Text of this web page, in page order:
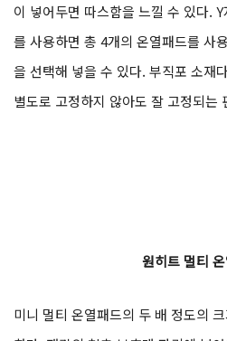
이 넣어두면 따스함을 느낄 수 있다.
를 사용하면 총 4개의 온열패드를 사
을 선택해 넣을 수 있다. 부직포 소재
별도로 고정하지 않아도 잘 고정되는
원히트 멀티
미니 멀티 온열패드의 두 배 정도의